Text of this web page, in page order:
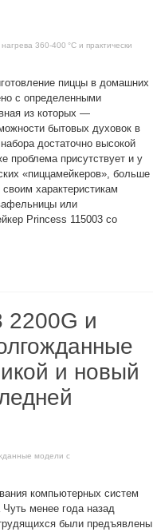
360-400 °C и практически
пиццы в домашних
с определенными
из которых —
бытовых духовок в
достаточно высокой
проблема присутствует и у
«пиццамейкеров», больше
характеристикам
или
Princess 115003 со
2200G и
и новый
модели с
компьютерных систем
Чуть менее года назад
были предъявлены